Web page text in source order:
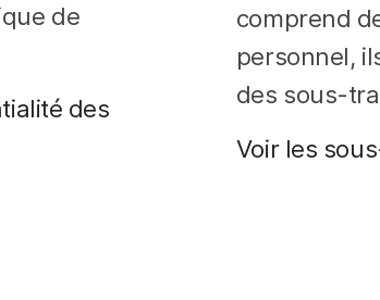
de
des
comprend
personnel,
des sous-
Voir les